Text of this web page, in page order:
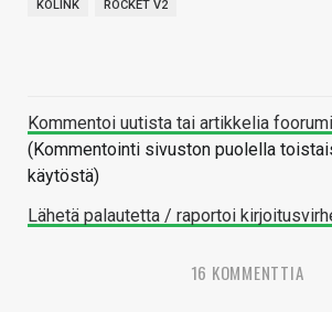
KOLINK ROCKET V2
Kommentoi uutista tai artikkelia
(Kommentointi sivuston puolella
käytöstä)
Lähetä palautetta / raportoi
16 KOMMENTTIA